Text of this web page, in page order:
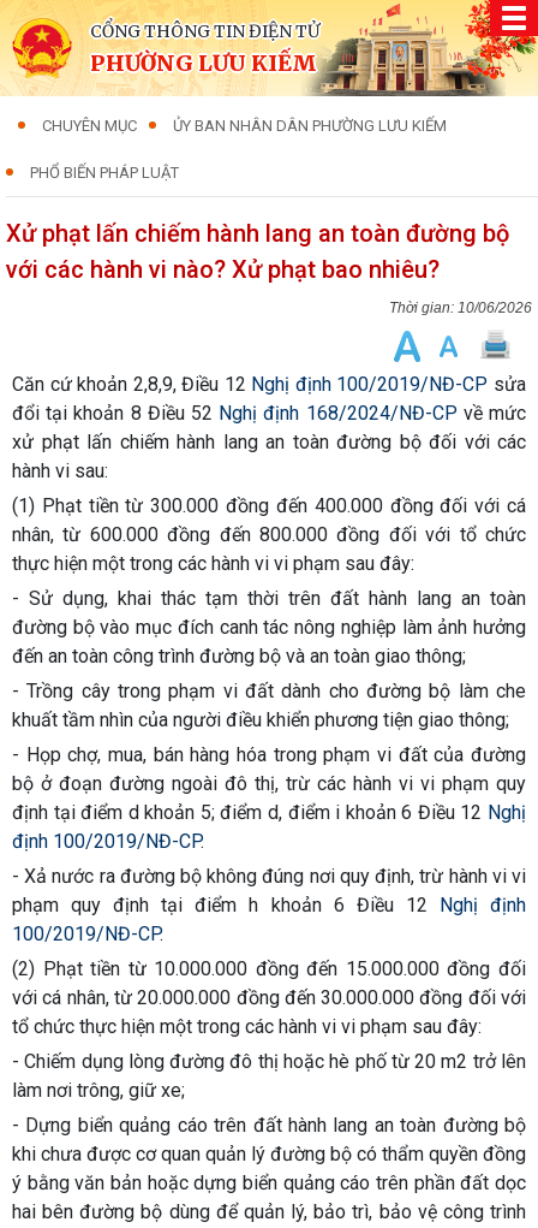
CỔNG THÔNG TIN ĐIỆN TỬ
PHƯỜNG LƯU KIẾM
CHUYÊN MỤC ỦY BAN NHÂN DÂN PHƯỜNG LƯU KIẾM
PHỔ BIẾN PHÁP LUẬT
Xử phạt lấn chiếm hành lang an toàn đường bộ
với các hành vi nào? Xử phạt bao nhiêu?
10/06/2026
Căn cứ khoản 2,8,9, Điều 12 Nghị định 100/2019/NĐ-CP sửa
đổi tại khoản 8 Điều 52 Nghị định 168/2024/NĐ-CP về mức
xử phạt lấn chiếm hành lang an toàn đường bộ đối với các
hành vi sau:
(1) Phạt tiền từ 300.000 đồng đến 400.000 đồng đối với cá
nhân, từ 600.000 đồng đến 800.000 đồng đối với tổ chức
thực hiện một trong các hành vi vi phạm sau đây:
- Sử dụng, khai thác tạm thời trên đất hành lang an toàn
đường bộ vào mục đích canh tác nông nghiệp làm ảnh hưởng
đến an toàn công trình đường bộ và an toàn giao thông;
- Trồng cây trong phạm vi đất dành cho đường bộ làm che
khuất tầm nhìn của người điều khiển phương tiện giao thông;
- Họp chợ, mua, bán hàng hóa trong phạm vi đất của đường
bộ ở đoạn đường ngoài đô thị, trừ các hành vi vi phạm quy
định tại điểm d khoản 5; điểm d, điểm i khoản 6 Điều 12 Nghị
định 100/2019/NĐ-CP.
- Xả nước ra đường bộ không đúng nơi quy định, trừ hành vi vi
phạm quy định tại điểm h khoản 6 Điều 12 Nghị định
100/2019/NĐ-CP.
(2) Phạt tiền từ 10.000.000 đồng đến 15.000.000 đồng đối
với cá nhân, từ 20.000.000 đồng đến 30.000.000 đồng đối với
tổ chức thực hiện một trong các hành vi vi phạm sau đây:
- Chiếm dụng lòng đường đô thị hoặc hè phố từ 20 m2 trở lên
làm nơi trông, giữ xe;
- Dựng biển quảng cáo trên đất hành lang an toàn đường bộ
khi chưa được cơ quan quản lý đường bộ có thẩm quyền đồng
ý bằng văn bản hoặc dựng biển quảng cáo trên phần đất dọc
hai bên đường bộ dùng để quản lý, bảo trì, bảo vệ công trình